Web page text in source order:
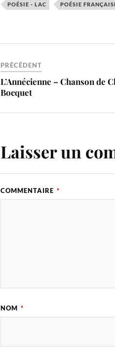
POÉSIE - LAC POÉSIE
PRÉCÉDENT
L’Annécienne – Chanson de
Bocquet
Laisser un
COMMENTAIRE *
NOM *